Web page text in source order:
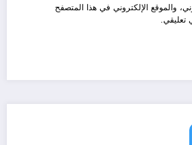
والموقع الإلكتروني في هذا المتصفح
تعليقي.